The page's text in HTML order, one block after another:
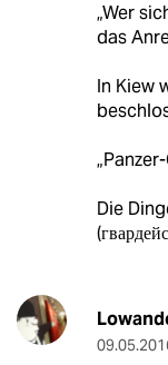
„Wer
das
In Kiew
Die